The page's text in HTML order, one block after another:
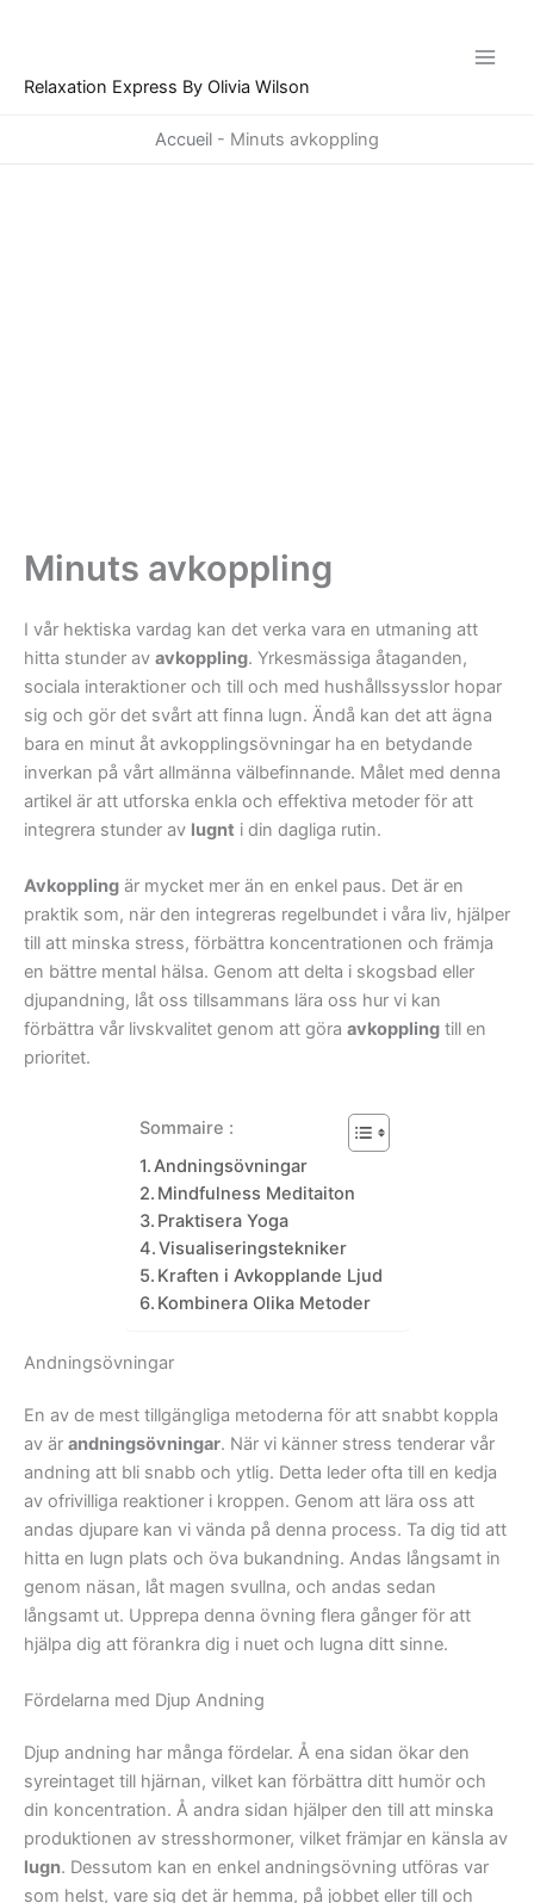
Relaxation Express By Olivia Wilson
Accueil - Minuts avkoppling
Minuts avkoppling
I vår hektiska vardag kan det verka vara en utmaning att
hitta stunder av avkoppling. Yrkesmässiga åtaganden,
sociala interaktioner och till och med hushållssysslor hopar
sig och gör det svårt att finna lugn. Ändå kan det att ägna
bara en minut åt avkopplingsövningar ha en betydande
inverkan på vårt allmänna välbefinnande. Målet med denna
artikel är att utforska enkla och effektiva metoder för att
integrera stunder av lugnt i din dagliga rutin.
Avkoppling är mycket mer än en enkel paus. Det är en
praktik som, när den integreras regelbundet i våra liv, hjälper
till att minska stress, förbättra koncentrationen och främja
en bättre mental hälsa. Genom att delta i skogsbad eller
djupandning, låt oss tillsammans lära oss hur vi kan
förbättra vår livskvalitet genom att göra avkoppling till en
prioritet.
Sommaire :
Andningsövningar
Mindfulness Meditaiton
Praktisera Yoga
Visualiseringstekniker
Kraften i Avkopplande Ljud
Kombinera Olika Metoder
Andningsövningar
En av de mest tillgängliga metoderna för att snabbt koppla
av är andningsövningar. När vi känner stress tenderar vår
andning att bli snabb och ytlig. Detta leder ofta till en kedja
av ofrivilliga reaktioner i kroppen. Genom att lära oss att
andas djupare kan vi vända på denna process. Ta dig tid att
hitta en lugn plats och öva bukandning. Andas långsamt in
genom näsan, låt magen svullna, och andas sedan
långsamt ut. Upprepa denna övning flera gånger för att
hjälpa dig att förankra dig i nuet och lugna ditt sinne.
Fördelarna med Djup Andning
Djup andning har många fördelar. Å ena sidan ökar den
syreintaget till hjärnan, vilket kan förbättra ditt humör och
din koncentration. Å andra sidan hjälper den till att minska
produktionen av stresshormoner, vilket främjar en känsla av
lugn. Dessutom kan en enkel andningsövning utföras var
som helst, vare sig det är hemma, på jobbet eller till och